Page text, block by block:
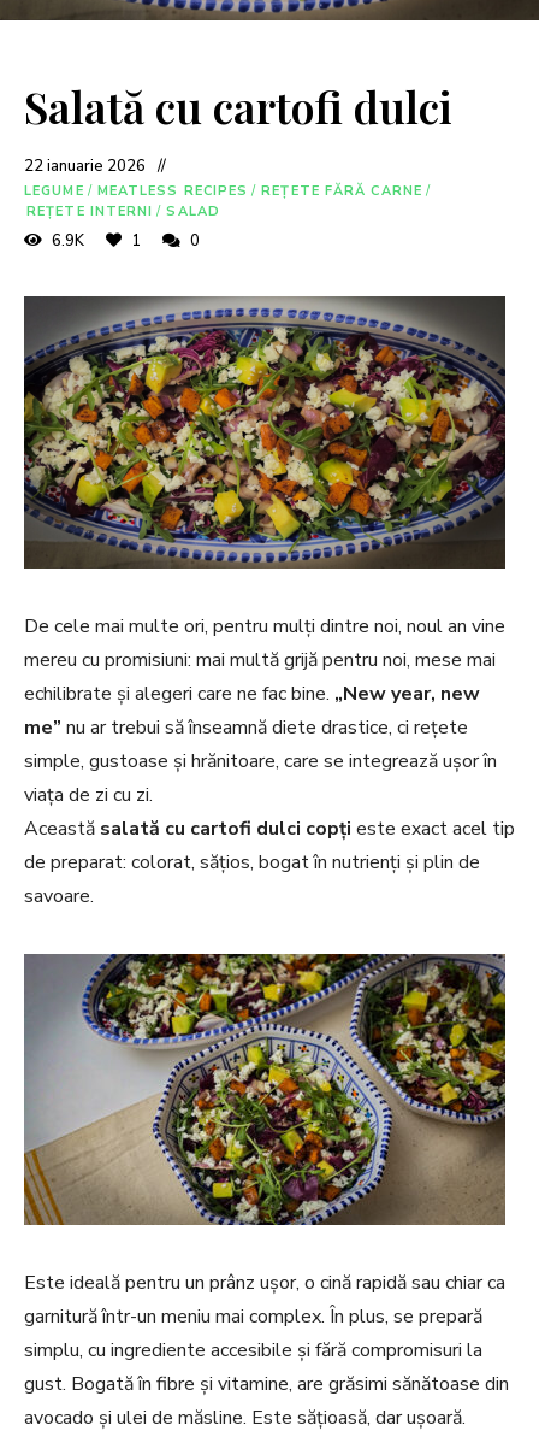
Salată cu cartofi dulci
22 ianuarie 2026
LEGUME / MEATLESS RECIPES / REȚETE FĂRĂ CARNE /
REȚETE INTERNI / SALAD
6.9K 1 0
De cele mai multe ori, pentru mulţi dintre noi, noul an vine
mereu cu promisiuni: mai multă grijă pentru noi, mese mai
echilibrate și alegeri care ne fac bine. „New year, new
me” nu ar trebui să înseamnă diete drastice, ci rețete
simple, gustoase și hrănitoare, care se integrează ușor în
viața de zi cu zi.
Această salată cu cartofi dulci copți este exact acel tip
de preparat: colorat, sățios, bogat în nutrienți și plin de
savoare.
Este ideală pentru un prânz ușor, o cină rapidă sau chiar ca
garnitură într-un meniu mai complex. În plus, se prepară
simplu, cu ingrediente accesibile și fără compromisuri la
gust. Bogată în fibre și vitamine, are grăsimi sănătoase din
avocado și ulei de măsline. Este sățioasă, dar ușoară.